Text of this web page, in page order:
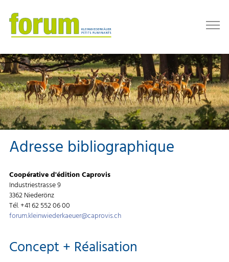
Adresse bibliographique
Coopérative d'édition Caprovis
Industriestrasse 9
3362 Niederönz
Tél. +41 62 552 06 00
forum.kleinwiederkaeuer caprovis.ch
Concept + Réalisation